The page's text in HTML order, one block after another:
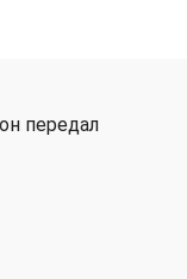
передал